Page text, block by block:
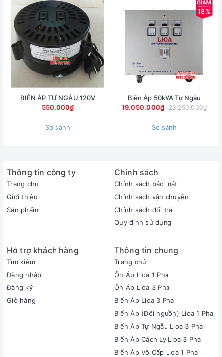
BIẾN ÁP TỰ NGẪU 120V
550.000₫
So sánh
18%
Biến Áp 50kVA Tự Ngẫu
19.050.000₫
23.250.000₫
So sánh
Thông tin công ty
Trang chủ
Giới thiệu
Sản phẩm
Chính sách
Chính sách bảo mật
Chính sách vận chuyển
Chính sách đổi trả
Quy định sử dụng
Hỗ trợ khách hàng
Tìm kiếm
Đăng nhập
Đăng ký
Giỏ hàng
Thông tin chung
Trang chủ
Ổn Áp Lioa 1 Pha
Ổn Áp Lioa 3 Pha
Biến Áp Lioa 3 Pha
Biến Áp (Đổi nguồn) Lioa 1 Pha
Biến Áp Tự Ngẫu Lioa 3 Pha
Biến Áp Cách Ly Lioa 3 Pha
Biến Áp Vô Cấp Lioa 1 Pha